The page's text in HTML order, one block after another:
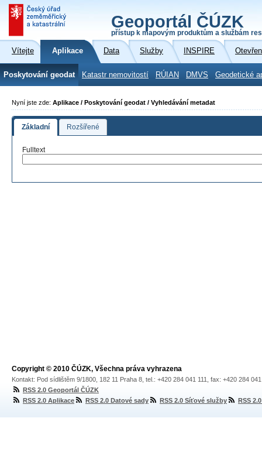
Geoportál ČÚZK
přístup k mapovým produktům a službám
Vítejte Aplikace Data Služby INSPIRE
Poskytování geodat Katastr nemovitostí RÚIAN DMVS Geodetické
Nyní jste zde: Aplikace / Poskytování geodat / Vyhledávání metadat
Základní Rozšířené
Fulltext
Copyright © 2010 ČÚZK, Všechna práva vyhrazena
Kontakt: Pod sídlištěm 9/1800, 182 11 Praha 8, tel.: +420 284 041 111, fax: +420 284
RSS 2.0 Geoportál ČÚZK
RSS 2.0 Aplikace
RSS 2.0 Datové sady RSS 2.0 Síťové služby RSS